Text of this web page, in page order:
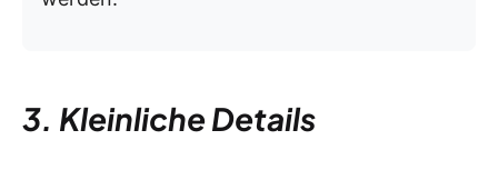
3. Kleinliche Details